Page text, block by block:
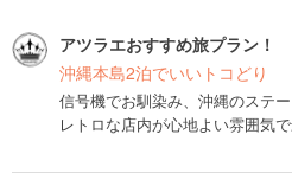
アツラエおすすめ旅プラン！
沖縄本島2泊でいいトコどり
信号機でお馴染み、沖縄のステ
レトロな店内が心地よい雰囲気